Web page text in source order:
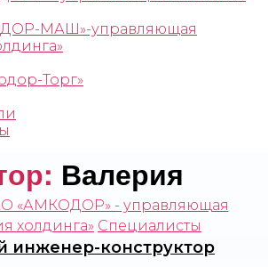
МАШ»-управляющая
Торг»
Валерия
«АМКОДОР» - управляющая
холдинга» Специалисты
инженер-конструктор